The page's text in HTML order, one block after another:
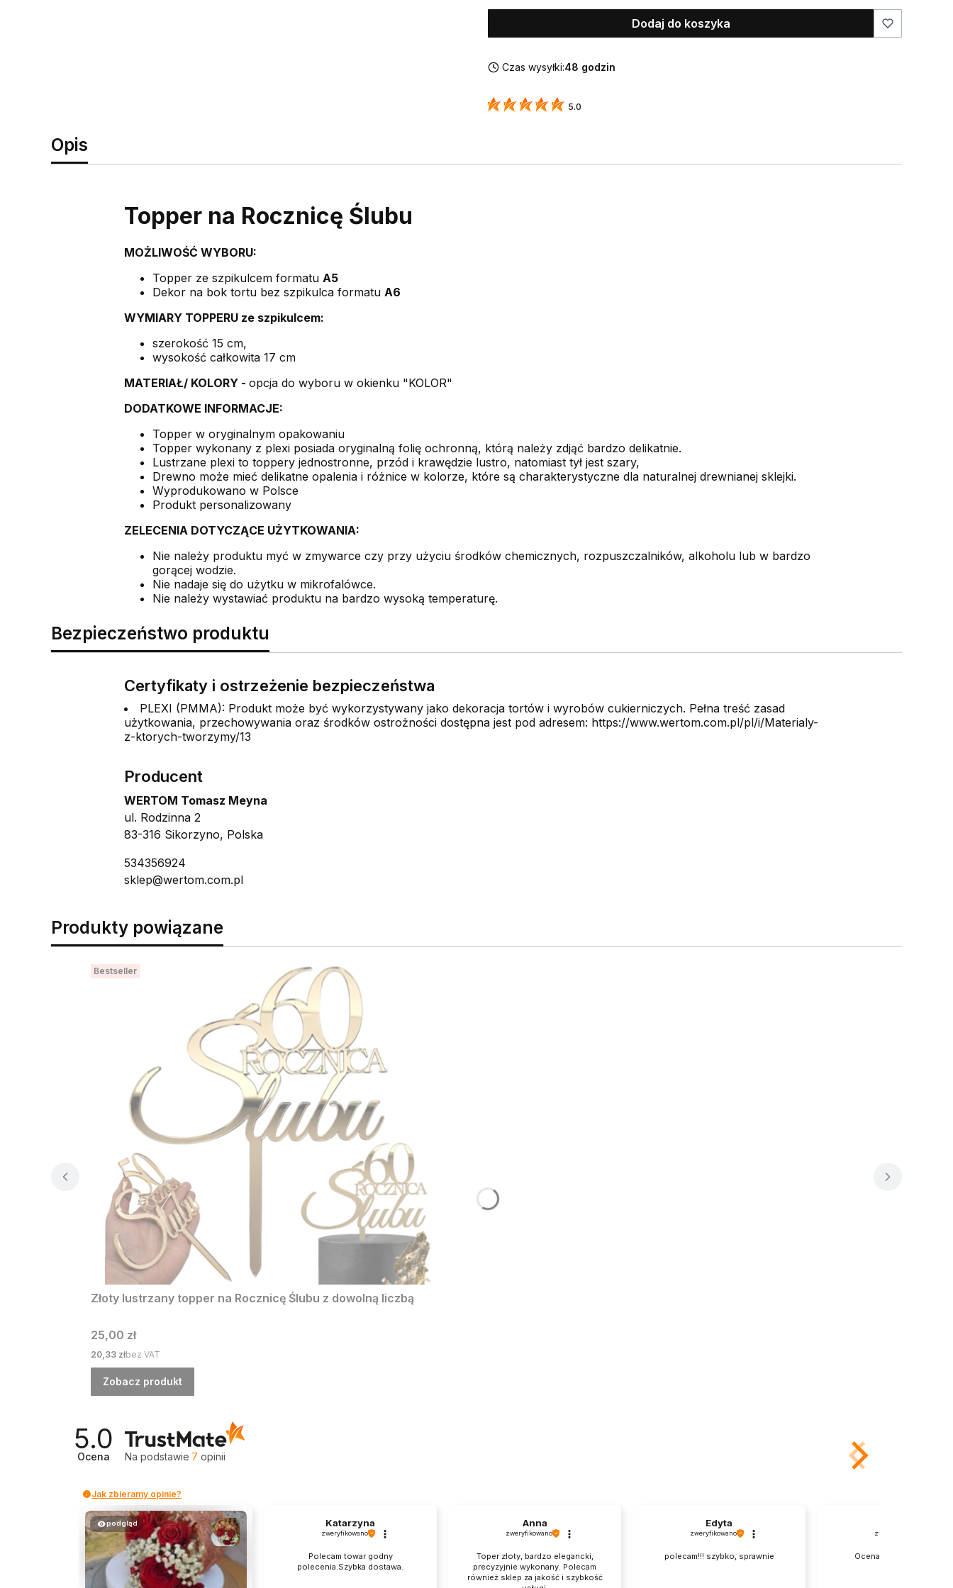
Dodaj do koszyka
Czas wysyłki:48 godzin
5.0
Opis
Topper na Rocznicę Ślubu
MOŻLIWOŚĆ WYBORU:
Topper ze szpikulcem formatu A5
Dekor na bok tortu bez szpikulca formatu A6
WYMIARY TOPPERU ze szpikulcem:
szerokość 15 cm,
wysokość całkowita 17 cm
MATERIAŁ/ KOLORY - opcja do wyboru w okienku "KOLOR"
DODATKOWE INFORMACJE:
Topper w oryginalnym opakowaniu
Topper wykonany z plexi posiada oryginalną folię ochronną, którą należy zdjąć bardzo delikatnie.
Lustrzane plexi to toppery jednostronne, przód i krawędzie lustro, natomiast tył jest szary,
Drewno może mieć delikatne opalenia i różnice w kolorze, które są charakterystyczne dla naturalnej drewnianej sklejki.
Wyprodukowano w Polsce
Produkt personalizowany
ZELECENIA DOTYCZĄCE UŻYTKOWANIA:
Nie należy produktu myć w zmywarce czy przy użyciu środków chemicznych, rozpuszczalników, alkoholu lub w bardzo
gorącej wodzie.
Nie nadaje się do użytku w mikrofalówce.
Nie należy wystawiać produktu na bardzo wysoką temperaturę.
Bezpieczeństwo produktu
Certyfikaty i ostrzeżenie bezpieczeństwa
PLEXI (PMMA): Produkt może być wykorzystywany jako dekoracja tortów i wyrobów cukierniczych. Pełna treść zasad
użytkowania, przechowywania oraz środków ostrożności dostępna jest pod adresem: https://www.wertom.com.pl/pl/i/Materialy-
z-ktorych-tworzymy/13
Producent
WERTOM Tomasz Meyna
ul. Rodzinna 2
83-316 Sikorzyno, Polska
534356924
sklep@wertom.com.pl
Produkty powiązane
Bestseller
Złoty lustrzany topper na Rocznicę Ślubu z dowolną liczbą
Cena
25,00 zł
Cena
20,33 złbez VAT
Zobacz produkt
5.0
Ocena Na podstawie 7 opinii
Jak zbieramy opinie?
podgląd Katarzyna
zweryfikowano
Polecam towar godny
polecenia.Szybka dostawa.
Anna
zweryfikowano
Toper złoty, bardzo elegancki,
precyzyjnie wykonany. Polecam
również sklep za jakość i szybkość
Edyta
zweryfikowano
polecam!!! szybko, sprawnie
zweryfikowano
Ocena klienta: